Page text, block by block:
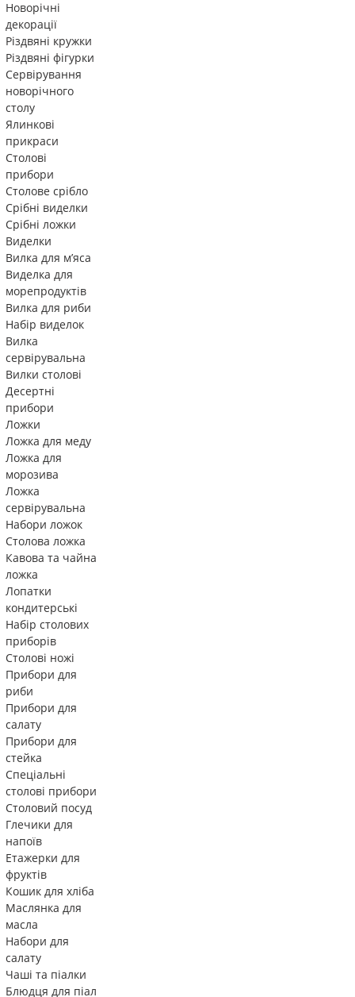
Новорічні
декорації
Різдвяні кружки
Різдвяні фігурки
Сервірування
новорічного
столу
Ялинкові
прикраси
Столові
прибори
Столове срібло
Срібні виделки
Срібні ложки
Виделки
Вилка для м’яса
Виделка для
морепродуктів
Вилка для риби
Набір виделок
Вилка
сервірувальна
Вилки столові
Десертні
прибори
Ложки
Ложка для меду
Ложка для
морозива
Ложка
сервірувальна
Набори ложок
Столова ложка
Кавова та чайна
ложка
Лопатки
кондитерські
Набір столових
приборів
Столові ножі
Прибори для
риби
Прибори для
салату
Прибори для
стейка
Спеціальні
столові прибори
Столовий посуд
Глечики для
напоїв
Етажерки для
фруктів
Кошик для хліба
Маслянка для
масла
Набори для
салату
Чаші та піалки
Блюдця для піал